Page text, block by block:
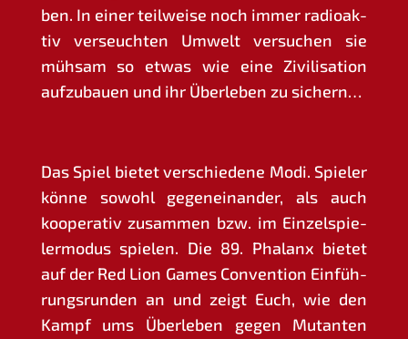
ben. In einer teil­wei­se noch immer radio­ak­
tiv ver­seuch­ten Umwelt ver­su­chen sie
müh­sam so etwas wie eine Zivi­li­sa­ti­on
auf­zu­bau­en und ihr Über­le­ben zu sichern…
Das Spiel bie­tet ver­schie­de­ne Modi. Spie­ler
kön­ne sowohl gegen­ein­an­der, als auch
koope­ra­tiv zusam­men bzw. im Ein­zel­spie­
ler­mo­dus spie­len. Die 89. Pha­lanx bie­tet
auf der Red Lion Games Con­ven­ti­on Ein­füh­
rungs­run­den an und zeigt Euch, wie den
Kampf ums Über­le­ben gegen Mutan­ten